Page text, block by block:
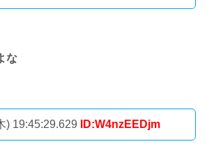
な
) 19:45:29.629 ID:W4nzEEDjm